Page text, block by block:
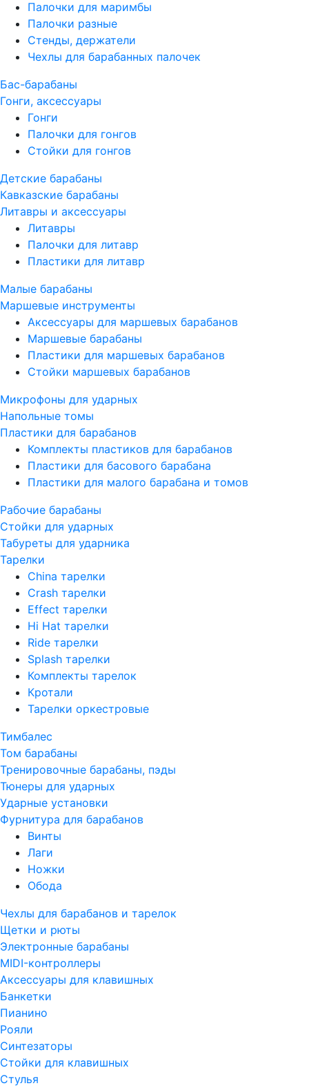
Палочки для маримбы
Палочки разные
Стенды, держатели
Чехлы для барабанных палочек
Бас-барабаны
Гонги, аксессуары
Гонги
Палочки для гонгов
Стойки для гонгов
Детские барабаны
Кавказские барабаны
Литавры и аксессуары
Литавры
Палочки для литавр
Пластики для литавр
Малые барабаны
Маршевые инструменты
Аксессуары для маршевых барабанов
Маршевые барабаны
Пластики для маршевых барабанов
Стойки маршевых барабанов
Микрофоны для ударных
Напольные томы
Пластики для барабанов
Комплекты пластиков для барабанов
Пластики для басового барабана
Пластики для малого барабана и томов
Рабочие барабаны
Стойки для ударных
Табуреты для ударника
Тарелки
China тарелки
Crash тарелки
Effect тарелки
Hi Hat тарелки
Ride тарелки
Splash тарелки
Комплекты тарелок
Кротали
Тарелки оркестровые
Тимбалес
Том барабаны
Тренировочные барабаны, пэды
Тюнеры для ударных
Ударные установки
Фурнитура для барабанов
Винты
Лаги
Ножки
Обода
Чехлы для барабанов и тарелок
Щетки и рюты
Электронные барабаны
MIDI-контроллеры
Аксессуары для клавишных
Банкетки
Пианино
Рояли
Синтезаторы
Стойки для клавишных
Стулья